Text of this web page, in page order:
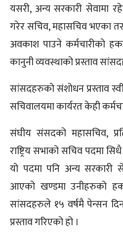
यसरी, अन्य सरकारी सेवामा
गरेर सचिव, महासचिव भएका
अवकाश पाउने कर्मचारीको
कानुनी व्यवस्थाको प्रस्ताव
सांसदहरुको संशोधन प्रस्ताव
सचिवालयमा कार्यरत केही
संघीय संसदको महासचिव,
राष्ट्रिय सभाको सचिव पदमा
यो पदमा पनि अन्य सरकारी
आएको खण्डमा उनीहरुको
सांसदहरुले १५ वर्षमै पेन्सन
प्रस्ताव गरिएको हो ।